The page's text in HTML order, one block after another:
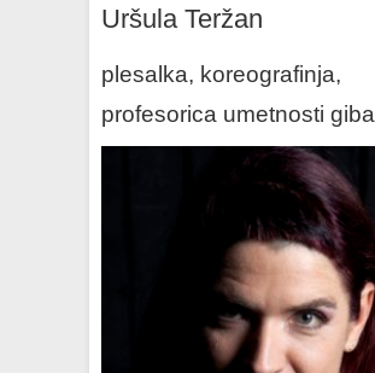
Uršula Teržan
plesalka, koreografinja,
profesorica umetnosti giba